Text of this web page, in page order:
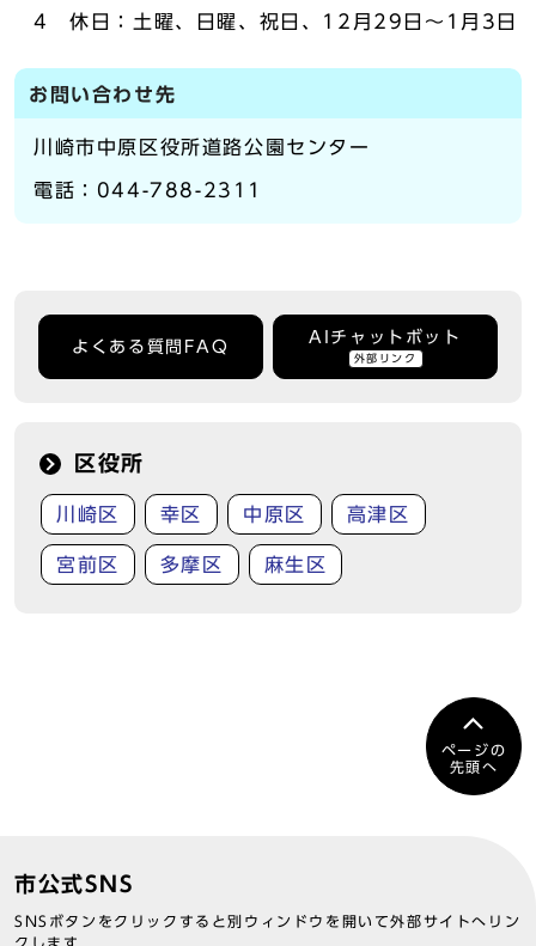
4 休日：土曜、日曜、祝日、12月29日～1月3日
お問い合わせ先
川崎市中原区役所道路公園センター
電話：044-788-2311
よくある質問FAQ
AIチャットボット
外部リンク
区役所
川崎区 幸区 中原区 高津区
宮前区 多摩区 麻生区
ページの
先頭へ
市公式SNS
SNSボタンをクリックすると別ウィンドウを開いて外部サイトへリン
クします